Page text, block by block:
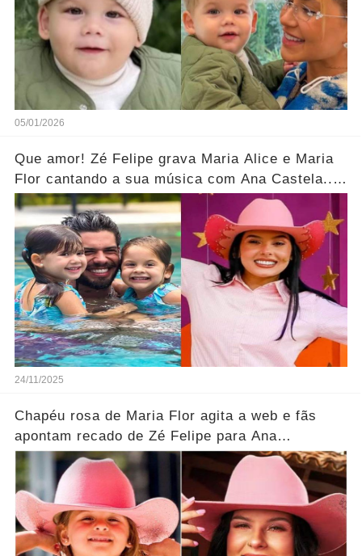
05/01/2026
Que amor! Zé Felipe grava Maria Alice e Maria
Flor cantando a sua música com Ana Castela....
Ver mais
24/11/2025
Chapéu rosa de Maria Flor agita a web e fãs
apontam recado de Zé Felipe para Ana
Castela.... Ver mais